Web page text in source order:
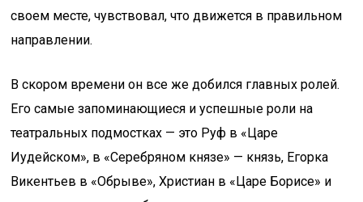
своем месте, чувствовал, что движется в правильном
направлении.
В скором времени он все же добился главных ролей.
Его самые запоминающиеся и успешные роли на
театральных подмостках — это Руф в «Царе
Иудейском», в «Серебряном князе» — князь, Егорка
Викентьев в «Обрыве», Христиан в «Царе Борисе» и